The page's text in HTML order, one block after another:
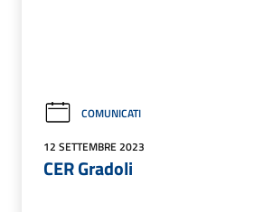
COMUNICATI
12 SETTEMBRE 2023
CER Gradoli